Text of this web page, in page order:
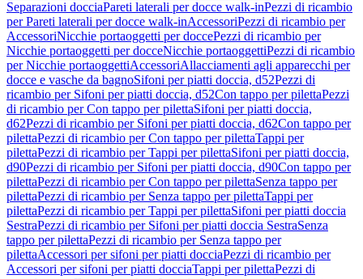
Separazioni docciaPareti laterali per docce walk-inPezzi di ricambio
per Pareti laterali per docce walk-inAccessoriPezzi di ricambio per
AccessoriNicchie portaoggetti per doccePezzi di ricambio per
Nicchie portaoggetti per docceNicchie portaoggettiPezzi di ricambio
per Nicchie portaoggettiAccessoriAllacciamenti agli apparecchi per
docce e vasche da bagnoSifoni per piatti doccia, d52Pezzi di
ricambio per Sifoni per piatti doccia, d52Con tappo per pilettaPezzi
di ricambio per Con tappo per pilettaSifoni per piatti doccia,
d62Pezzi di ricambio per Sifoni per piatti doccia, d62Con tappo per
pilettaPezzi di ricambio per Con tappo per pilettaTappi per
pilettaPezzi di ricambio per Tappi per pilettaSifoni per piatti doccia,
d90Pezzi di ricambio per Sifoni per piatti doccia, d90Con tappo per
pilettaPezzi di ricambio per Con tappo per pilettaSenza tappo per
pilettaPezzi di ricambio per Senza tappo per pilettaTappi per
pilettaPezzi di ricambio per Tappi per pilettaSifoni per piatti doccia
SestraPezzi di ricambio per Sifoni per piatti doccia SestraSenza
tappo per pilettaPezzi di ricambio per Senza tappo per
pilettaAccessori per sifoni per piatti docciaPezzi di ricambio per
Accessori per sifoni per piatti docciaTappi per pilettaPezzi di